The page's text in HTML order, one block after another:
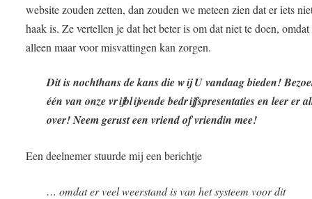
website zouden zetten, dan zouden we meteen zien dat er iets
haak is. Ze vertellen je dat het beter is om dat niet te doen,
alleen maar voor misvattingen kan zorgen.
Dit is nochthans de kans die wij U vandaag bieden!
één van onze vrijblijvende bedrijfspresentaties en leer er
over! Neem gerust een vriend of vriendin mee!
Een deelnemer stuurde mij een berichtje
… omdat er veel weerstand is van het systeem voor dit